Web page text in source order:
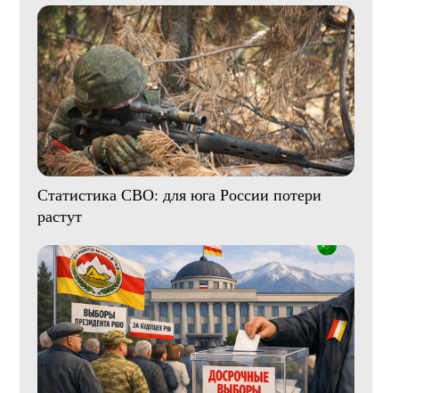
Статистика СВО: для юга России потери
растут